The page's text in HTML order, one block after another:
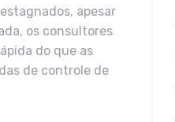
apesar
os consultores
do que as
de controle de